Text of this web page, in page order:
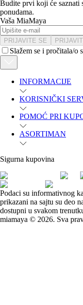
Budite prvi koji će saznati
ponudama.
Vaša MiaMaya
PRIJAVITE SE
Slažem se i pročitala/o
INFORMACIJE
KORISNIČKI
POMOĆ PRI
ASORTIMAN
Sigurna kupovina
Podaci su informativnog
prikazani na sajtu su deo
dostupni u svakom
miamaya © 2026. Sva